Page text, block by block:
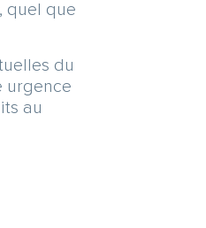
quel que
du
urgence
au